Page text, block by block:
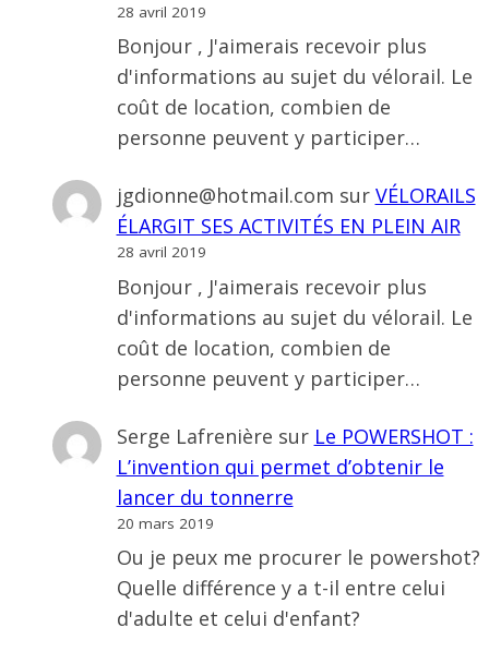
28 avril 2019
Bonjour , J'aimerais recevoir plus
d'informations au sujet du vélorail. Le
coût de location, combien de
personne peuvent y participer…
jgdionne@hotmail.com sur VÉLORAILS
ÉLARGIT SES ACTIVITÉS EN PLEIN AIR
28 avril 2019
Bonjour , J'aimerais recevoir plus
d'informations au sujet du vélorail. Le
coût de location, combien de
personne peuvent y participer…
Serge Lafrenière sur Le POWERSHOT :
L’invention qui permet d’obtenir le
lancer du tonnerre
20 mars 2019
Ou je peux me procurer le powershot?
Quelle différence y a t-il entre celui
d'adulte et celui d'enfant?